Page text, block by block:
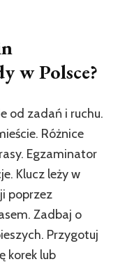
w Polsce?
od zadań i ruchu.
Różnice
Egzaminator
Klucz leży w
poprzez
Zadbaj o
Przygotuj
korek lub